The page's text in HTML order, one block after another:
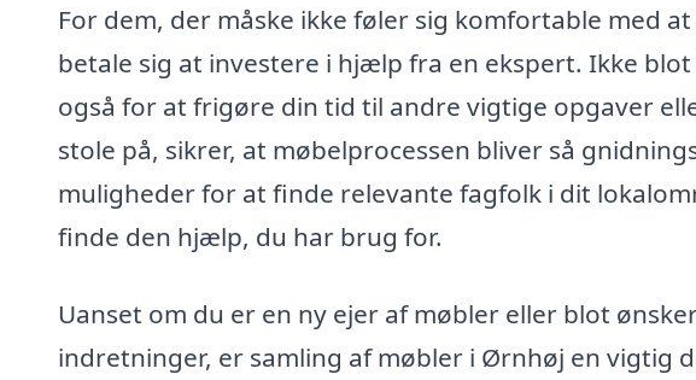
For dem, der måske ikke føler sig komfortable med
betale sig at investere i hjælp fra en ekspert. Ikke
også for at frigøre din tid til andre vigtige opgaver
stole på, sikrer, at møbelprocessen bliver så
muligheder for at finde relevante fagfolk i dit
finde den hjælp, du har brug for.
Uanset om du er en ny ejer af møbler eller blot
indretninger, er samling af møbler i Ørnhøj en vigtig